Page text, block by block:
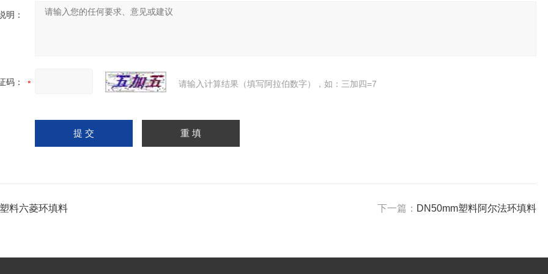
明：
码： 请输入计算结果（填写阿拉伯数字），如：三加四=7
料六菱环填料 下一篇： DN50mm塑料阿尔法环填料